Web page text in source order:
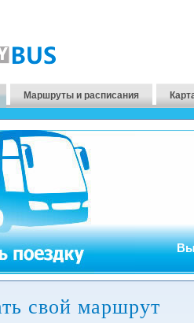
Маршруты и расписания
свой ​​маршрут